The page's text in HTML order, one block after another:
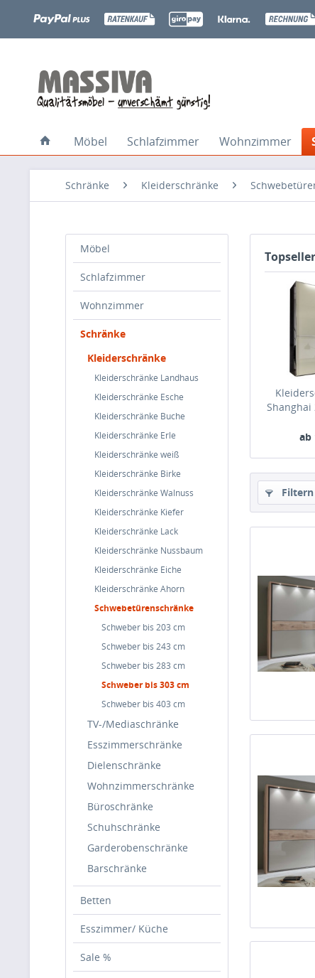
Möbel Schlafzimmer Wohnzimmer
Schränke Kleiderschränke
Möbel
Schlafzimmer
Wohnzimmer
Schränke
Kleiderschränke
Kleiderschränke Landhaus
Kleiderschränke Esche
Kleiderschränke Buche
Kleiderschränke Erle
Kleiderschränke weiß
Kleiderschränke Birke
Kleiderschränke Walnuss
Kleiderschränke Kiefer
Kleiderschränke Lack
Kleiderschränke Nussbaum
Kleiderschränke Eiche
Kleiderschränke Ahorn
Schwebetürenschränke
Schweber bis 203 cm
Schweber bis 243 cm
Schweber bis 283 cm
Schweber bis 303 cm
Schweber bis 403 cm
TV-/Mediaschränke
Esszimmerschränke
Dielenschränke
Wohnzimmerschränke
Büroschränke
Schuhschränke
Garderobenschränke
Barschränke
Betten
Esszimmer/ Küche
Sale %
Topseller
Shanghai
ab
Filtern